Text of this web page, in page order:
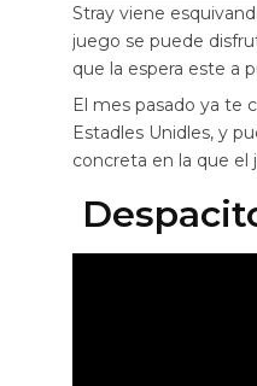
Stray viene
juego se puede
que la espera este a
El mes pasado ya te
Estadles Unidles, y
concreta en la que el